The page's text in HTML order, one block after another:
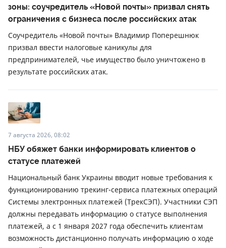
зоны: соучредитель «Новой почты» призвал снять
ограничения с бизнеса после российских атак
Соучредитель «Новой почты» Владимир Поперешнюк
призвал ввести налоговые каникулы для
предпринимателей, чье имущество было уничтожено в
результате российских атак.
7 августа 2026, 08:02
НБУ обяжет банки информировать клиентов о
статусе платежей
Национальный банк Украины вводит новые требования к
функционированию трекинг-сервиса платежных операций
Системы электронных платежей (ТрекСЭП). Участники СЭП
должны передавать информацию о статусе выполнения
платежей, а с 1 января 2027 года обеспечить клиентам
возможность дистанционно получать информацию о ходе